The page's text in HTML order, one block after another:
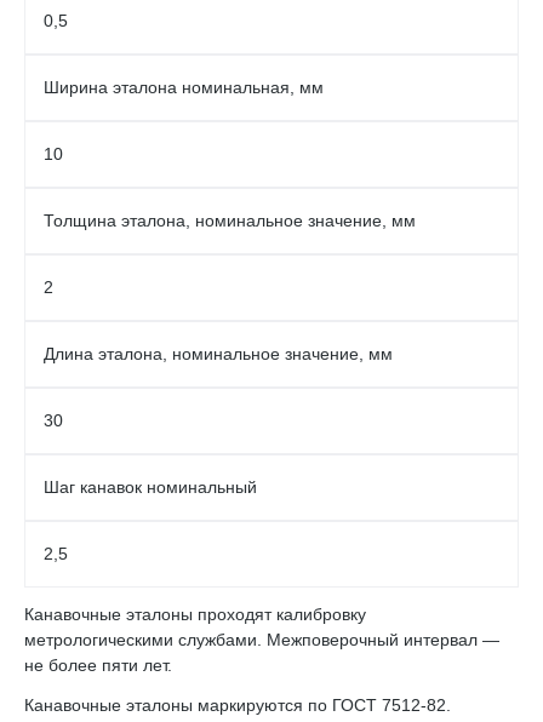
0,5
Ширина эталона номинальная, мм
10
Толщина эталона, номинальное значение, мм
2
Длина эталона, номинальное значение, мм
30
Шаг канавок номинальный
2,5
Канавочные эталоны проходят калибровку
метрологическими службами. Межповерочный интервал —
не более пяти лет.
Канавочные эталоны маркируются по ГОСТ 7512-82.